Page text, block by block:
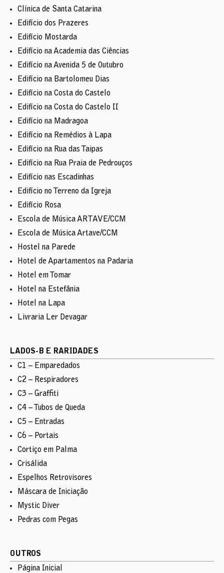
Clínica de Santa Catarina
Edifício dos Prazeres
Edifício Mostarda
Edifício na Academia das Ciências
Edifício na Avenida 5 de Outubro
Edifício na Bartolomeu Dias
Edifício na Costa do Castelo
Edifício na Costa do Castelo II
Edifício na Madragoa
Edifício na Remédios à Lapa
Edifício na Rua das Taipas
Edifício na Rua Praia de Pedrouços
Edifício nas Escadinhas
Edifício no Terreno da Igreja
Edifício Rosa
Escola de Música ARTAVE/CCM
Escola de Música Artave/CCM
Hostel na Parede
Hotel de Apartamentos na Padaria
Hotel em Tomar
Hotel na Estefânia
Hotel na Lapa
Livraria Ler Devagar
LADOS-B E RARIDADES
C1 – Emparedados
C2 – Respiradores
C3 – Graffiti
C4 – Tubos de Queda
C5 – Entradas
C6 – Portais
Cortiço em Palma
Crisálida
Espelhos Retrovisores
Máscara de Iniciação
Mystic Diver
Pedras com Pegas
OUTROS
Página Inicial